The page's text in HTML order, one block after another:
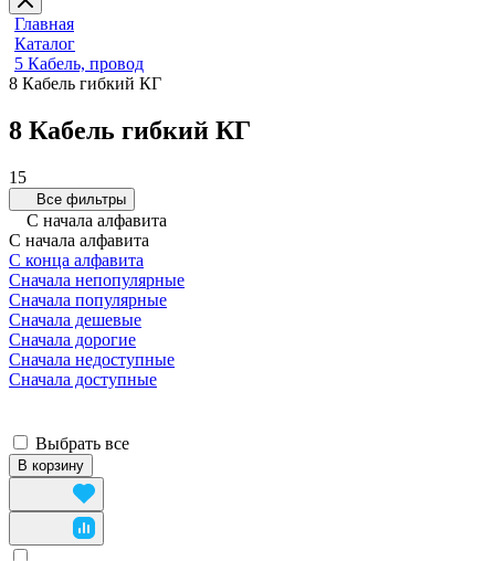
Главная
Каталог
5 Кабель, провод
8 Кабель гибкий КГ
8 Кабель гибкий КГ
15
Все фильтры
С начала алфавита
С начала алфавита
С конца алфавита
Сначала непопулярные
Сначала популярные
Сначала дешевые
Сначала дорогие
Сначала недоступные
Сначала доступные
Выбрать все
В корзину